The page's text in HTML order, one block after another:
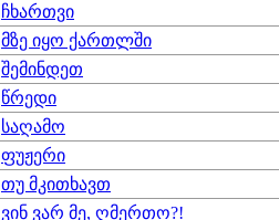
ჩხართვი
მზე იყო ქართლში
შემინდეთ
წრედი
საღამო
ფუჟერი
თუ მკითხავთ
ვინ ვარ მე, ღმერთო?!